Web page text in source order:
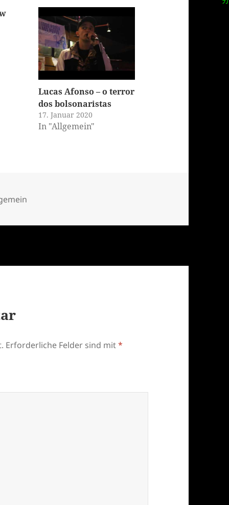
Lucas Afonso – o terror
dos bolsonaristas
17. Januar 2020
In "Allgemein"
Erforderliche Felder sind mit*